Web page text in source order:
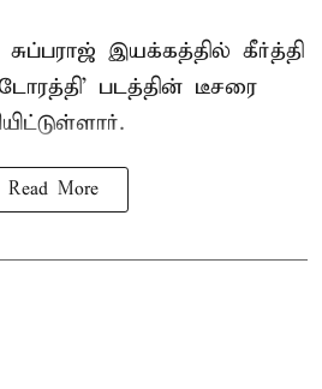
இயக்கத்தில் கீர்த்தி
படத்தின் டீசரை
Read More